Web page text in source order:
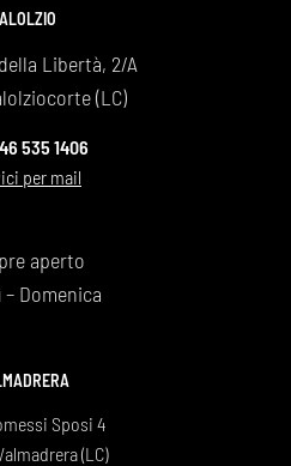
Libertà, 2/A
(LC)
535 1406
per mail
aperto
Domenica
Sposi 4
(LC)